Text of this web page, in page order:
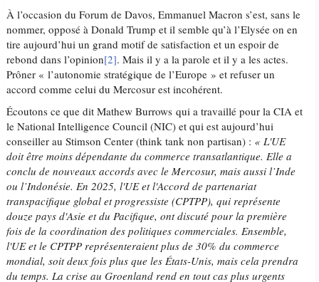
À l’occasion du Forum de Davos, Emmanuel Macron s’est, sans le
nommer, opposé à Donald Trump et il semble qu’à l’Elysée on en
tire aujourd’hui un grand motif de satisfaction et un espoir de
rebond dans l’opinion[2]. Mais il y a la parole et il y a les actes.
Prôner « l’autonomie stratégique de l’Europe » et refuser un
accord comme celui du Mercosur est incohérent.
Écoutons ce que dit Mathew Burrows qui a travaillé pour la CIA et
le National Intelligence Council (NIC) et qui est aujourd’hui
conseiller au Stimson Center (think tank non partisan) : « L'UE
doit être moins dépendante du commerce transatlantique. Elle a
conclu de nouveaux accords avec le Mercosur, mais aussi l’Inde
ou l’Indonésie. En 2025, l'UE et l'Accord de partenariat
transpacifique global et progressiste (CPTPP), qui représente
douze pays d'Asie et du Pacifique, ont discuté pour la première
fois de la coordination des politiques commerciales. Ensemble,
l'UE et le CPTPP représenteraient plus de 30% du commerce
mondial, soit deux fois plus que les États-Unis, mais cela prendra
du temps. La crise au Groenland rend en tout cas plus urgents